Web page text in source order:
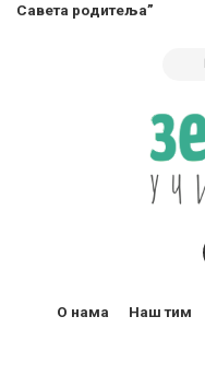
Савета родитеља”
О нама Наш тим